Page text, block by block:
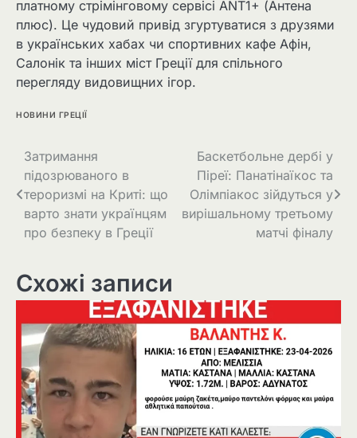
платному стрімінговому сервісі ANT1+ (Антена
плюс). Це чудовий привід згуртуватися з друзями
в українських хабах чи спортивних кафе Афін,
Салонік та інших міст Греції для спільного
перегляду видовищних ігор.
НОВИНИ ГРЕЦІЇ
Затримання
підозрюваного в
тероризмі на Криті: що
варто знати українцям
про безпеку в Греції
Баскетбольне дербі у
Піреї: Панатінаїкос та
Олімпіакос зійдуться у
вирішальному третьому
матчі фіналу
Схожі записи